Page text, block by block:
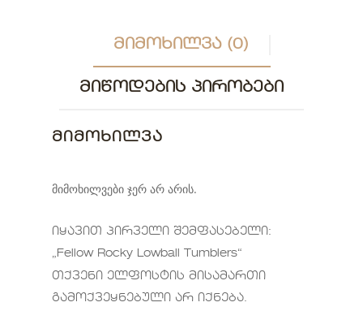
ᲛᲘᲛᲝᲮᲘᲚᲕᲐ (0)
ᲛᲘᲬᲝᲓᲔᲑᲘᲡ ᲞᲘᲠᲝᲑᲔᲑᲘ
ᲛᲘᲛᲝᲮᲘᲚᲕᲐ
მიმოხილვები ჯერ არ არის.
იყავით პირველი შემფასებელი:
„Fellow Rocky Lowball Tumblers“
თქვენი ელფოსტის მისამართი
გამოქვეყნებული არ იქნება.